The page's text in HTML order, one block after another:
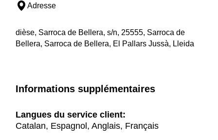
Adresse
dièse, Sarroca de Bellera, s/n, 25555, Sarroca de
Bellera, Sarroca de Bellera, El Pallars Jussà, Lleida
Informations supplémentaires
Langues du service client:
Catalan, Espagnol, Anglais, Français